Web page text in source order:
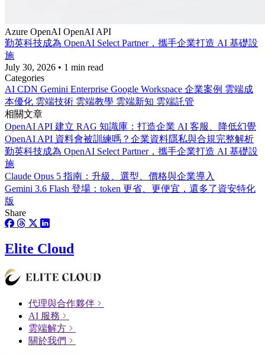
Azure OpenAI OpenAI API
勤英科技成為 OpenAI Select Partner，攜手企業打造 AI 基礎設
施
July 30, 2026 • 1 min read
Categories
AI CDN Gemini Enterprise Google Workspace 企業案例 雲端成
本優化 雲端技術 雲端教學 雲端新知 雲端託管
相關文章
OpenAI API 建立 RAG 知識庫：打造企業 AI 客服、降低幻覺
OpenAI API 資料會被訓練嗎？企業資料隱私與合規完整解析
勤英科技成為 OpenAI Select Partner，攜手企業打造 AI 基礎設
施
Claude Opus 5 指南：升級、選型、價格與企業導入
Gemini 3.6 Flash 登場：token 更省、更便宜，還多了資安特化
版
Share
Elite Cloud
代理與合作夥伴
AI 服務
雲端解方
關於我們